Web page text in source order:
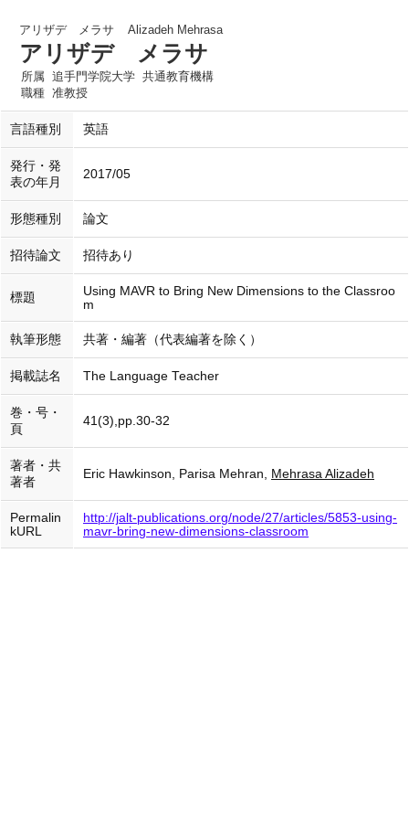
アリザデ メラサ Alizadeh Mehrasa
アリザデ メラサ
所属 追手門学院大学 共通教育機構
職種 准教授
言語種別 英語
発行・発
表の年月
2017/05
形態種別 論文
招待論文 招待あり
標題
Using MAVR to Bring New Dimensions to the Classroo
m
執筆形態 共著・編著（代表編著を除く）
掲載誌名 The Language Teacher
巻・号・
頁
41(3),pp.30-32
著者・共
著者
Eric Hawkinson, Parisa Mehran, Mehrasa Alizadeh
Permalin
kURL
http://jalt-publications.org/node/27/articles/5853-using-
mavr-bring-new-dimensions-classroom